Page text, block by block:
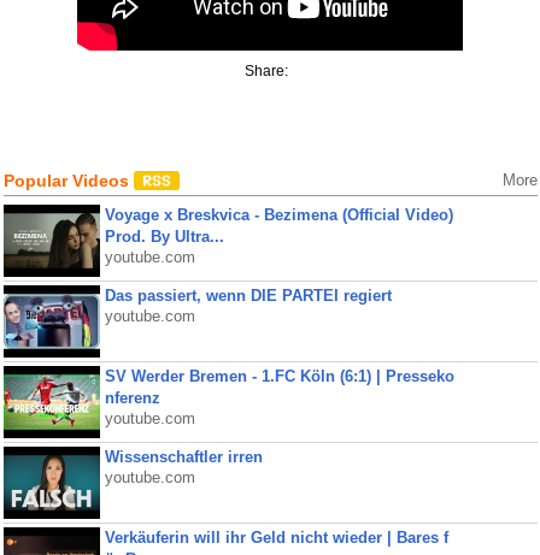
Share:
Popular Videos More
Voyage x Breskvica - Bezimena (Official Video)
Prod. By Ultra...
youtube.com
Das passiert, wenn DIE PARTEI regiert
youtube.com
SV Werder Bremen - 1.FC Köln (6:1) | Presseko
nferenz
youtube.com
Wissenschaftler irren
youtube.com
Verkäuferin will ihr Geld nicht wieder | Bares f